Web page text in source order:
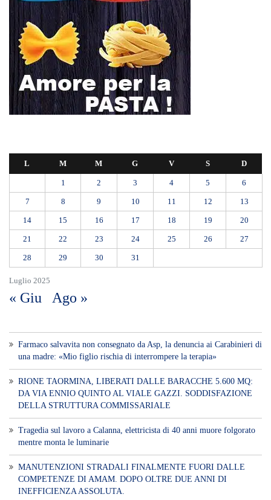
Luglio 2025
L M M G V S D
1 2 3 4 5 6
7 8 9 10 11 12 13
14 15 16 17 18 19 20
21 22 23 24 25 26 27
28 29 30 31
« Giu Ago »
Farmaco salvavita non consegnato da Asp, la denuncia ai Carabinieri di
una madre: «Mio figlio rischia di interrompere la terapia»
RIONE TAORMINA, LIBERATI DALLE BARACCHE 5.600 MQ:
DA VIA ENNIO QUINTO AL VIALE GAZZI. SODDISFAZIONE
DELLA STRUTTURA COMMISSARIALE
Tragedia sul lavoro a Calanna, elettricista di 40 anni muore folgorato
mentre monta le luminarie
MANUTENZIONI STRADALI FINALMENTE FUORI DALLE
COMPETENZE DI AMAM. DOPO OLTRE DUE ANNI DI
INEFFICIENZA ASSOLUTA.